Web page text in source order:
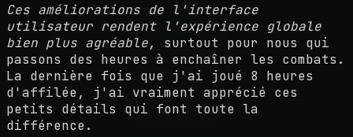
Ces améliorations de l'interface
utilisateur rendent l'expérience globale
bien plus agréable, surtout pour nous qui
passons des heures à enchaîner les combats.
La dernière fois que j'ai joué 8 heures
d'affilée, j'ai vraiment apprécié ces
petits détails qui font toute la
différence.